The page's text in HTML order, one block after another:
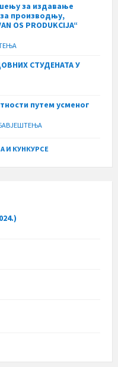
за издавање
производњу,
OS PRODUKCIJA“
СТУДЕНАТА У
путем усменог
И КУНКУРСЕ